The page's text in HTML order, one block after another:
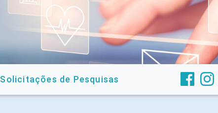
Solicitações de Pesquisas